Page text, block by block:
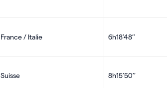
France / Italie 6h18’48’’
Suisse 8h15’50’’